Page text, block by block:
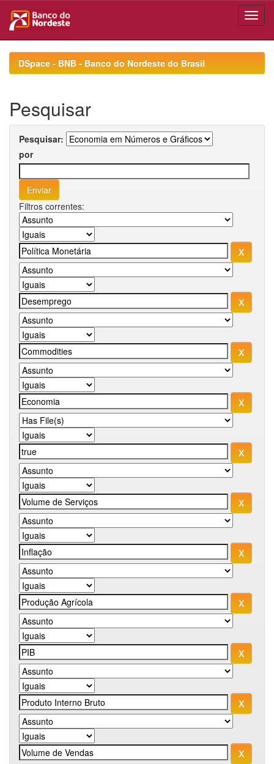
navigationDSpace - BNB - Banco do Nordeste do Brasil
Pesquisar
Pesquisar:
por
Filtros correntes: